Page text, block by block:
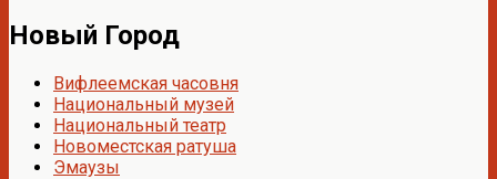
Новый Город
Вифлеемская часовня
Национальный музей
Национальный театр
Новоместская ратуша
Эмаузы